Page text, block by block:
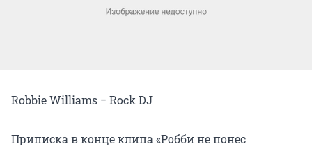
Robbie Williams − Rock DJ
Приписка в конце клипа «Робби не понес